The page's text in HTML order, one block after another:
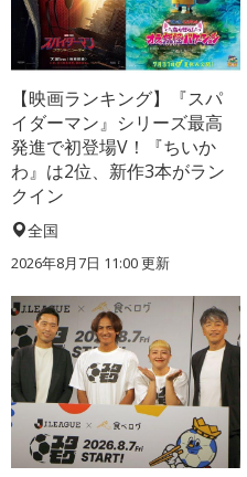
【映画ランキング】『スパ
イダーマン』シリーズ最高
発進で初登場V！『ちいか
わ』は2位、新作3本がラン
クイン
全国
2026年8月7日 11:00更新